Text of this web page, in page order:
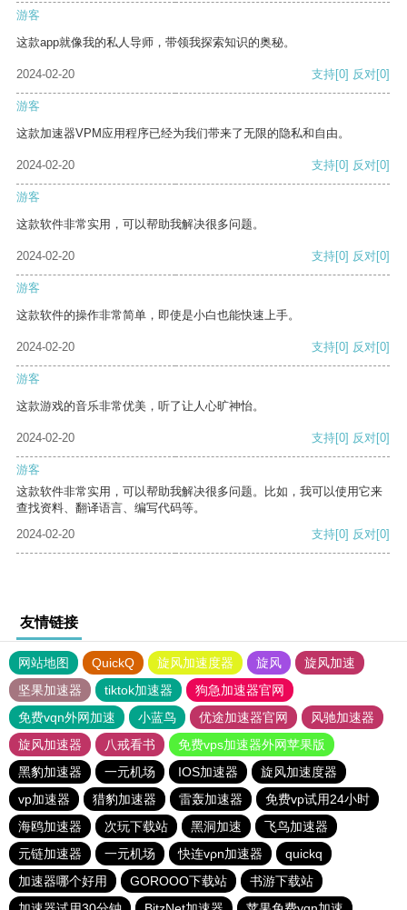
游客
这款app就像我的私人导师，带领我探索知识的奥秘。
2024-02-20 支持[0] 反对[0]
游客
这款加速器VPM应用程序已经为我们带来了无限的隐私和自由。
2024-02-20 支持[0] 反对[0]
游客
这款软件非常实用，可以帮助我解决很多问题。
2024-02-20 支持[0] 反对[0]
游客
这款软件的操作非常简单，即使是小白也能快速上手。
2024-02-20 支持[0] 反对[0]
游客
这款游戏的音乐非常优美，听了让人心旷神怡。
2024-02-20 支持[0] 反对[0]
游客
这款软件非常实用，可以帮助我解决很多问题。比如，我可以使用它来
查找资料、翻译语言、编写代码等。
2024-02-20
支持[0] 反对[0]
友情链接
网站地图 QuickQ 旋风加速度器 旋风
旋风加速
坚果加速器
tiktok加速器
狗急加速器官网
免费vqn外网加速
小蓝鸟 优途加速器官网
风驰加速器
旋风加速器
八戒看书
免费vps加速器外网苹果版
黑豹加速器
一元机场 IOS加速器
旋风加速度器
vp加速器
猎豹加速器 雷轰加速器
免费vp试用24小时
海鸥加速器
次玩下载站 黑洞加速
飞鸟加速器
元链加速器
一元机场 快连vρn加速器
quickq
加速器哪个好用
GOROOO下载站
书游下载站